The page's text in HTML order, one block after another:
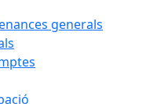
generals